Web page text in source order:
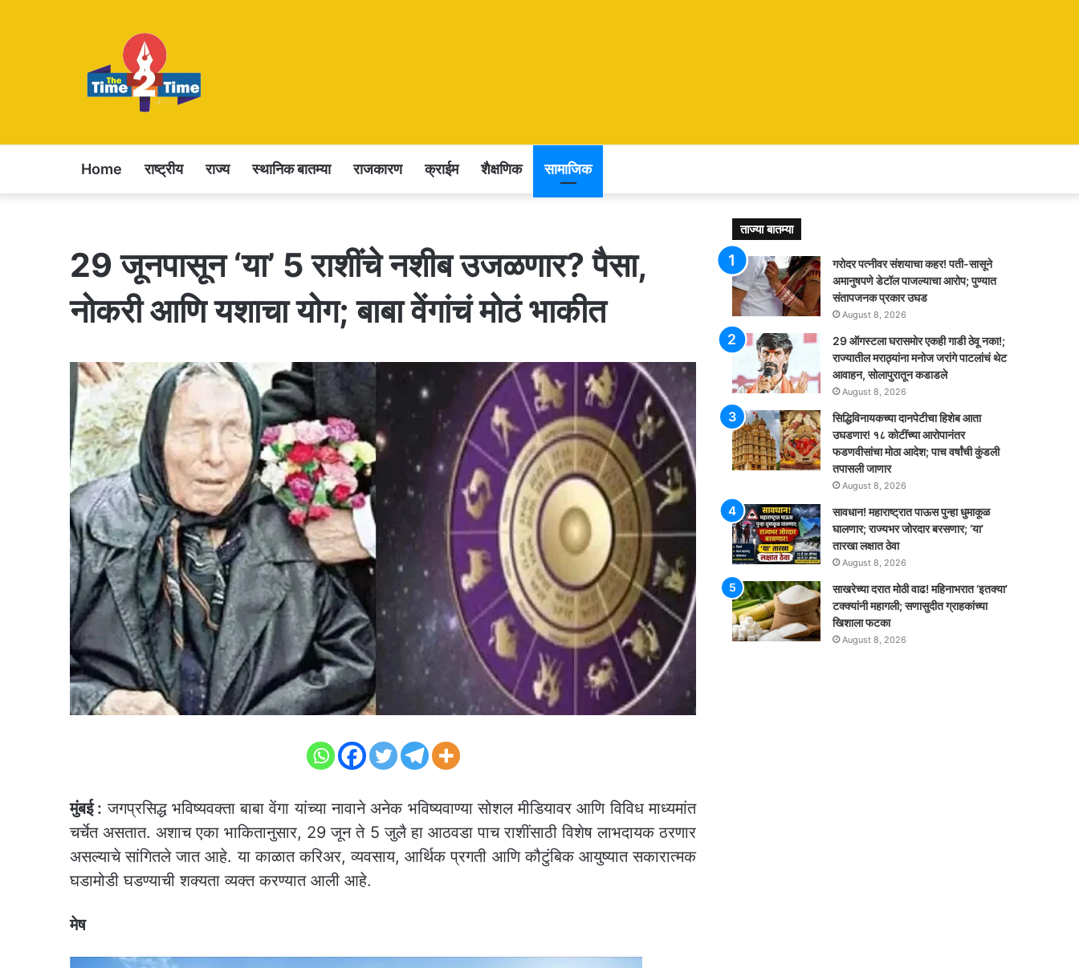
Home राष्ट्रीय राज्य स्थानिक बातम्या राजकारण क्राईम शैक्षणिक सामाजिक
29 जूनपासून ‘या’ 5 राशींचे नशीब उजळणार? पैसा,
नोकरी आणि यशाचा योग; बाबा वेंगांचं मोठं भाकीत
मुंबई : जगप्रसिद्ध भविष्यवक्ता बाबा वेंगा यांच्या नावाने अनेक भविष्यवाण्या सोशल मीडियावर आणि विविध माध्यमांत
चर्चेत असतात. अशाच एका भाकितानुसार, 29 जून ते 5 जुलै हा आठवडा पाच राशींसाठी विशेष लाभदायक ठरणार
असल्याचे सांगितले जात आहे. या काळात करिअर, व्यवसाय, आर्थिक प्रगती आणि कौटुंबिक आयुष्यात सकारात्मक
घडामोडी घडण्याची शक्यता व्यक्त करण्यात आली आहे.
मेष
ताज्या बातम्या
गरोदर पत्नीवर संशयाचा कहर! पती-सासूने
अमानुषपणे डेटॉल पाजल्याचा आरोप; पुण्यात
संतापजनक प्रकार उघड
August 8, 2026
29 ऑगस्टला घरासमोर एकही गाडी ठेवू नका!;
राज्यातील मराठ्यांना मनोज जरांगे पाटलांचं थेट
आवाहन, सोलापुरातून कडाडले
August 8, 2026
सिद्धिविनायकच्या दानपेटीचा हिशेब आता
उघडणार! १८ कोटींच्या आरोपानंतर
फडणवीसांचा मोठा आदेश; पाच वर्षांची कुंडली
तपासली जाणार
August 8, 2026
सावधान! महाराष्ट्रात पाऊस पुन्हा धुमाकूळ
घालणार; राज्यभर जोरदार बरसणार; ‘या’
तारखा लक्षात ठेवा
August 8, 2026
साखरेच्या दरात मोठी वाढ! महिनाभरात ‘इतक्या’
टक्क्यांनी महागली; सणासुदीत ग्राहकांच्या
खिशाला फटका
August 8, 2026